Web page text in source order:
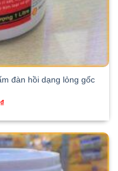
đàn hồi dạng lỏng gốc
₫